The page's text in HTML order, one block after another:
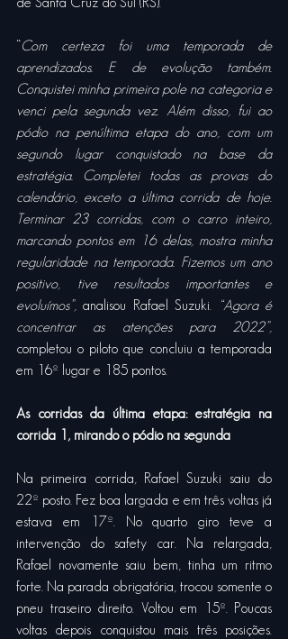
“Com certeza foi uma temporada de
aprendizados. E de evolução também.
Conquistei minha primeira pole na categoria e
venci pela segunda vez. Além disso, fui ao
pódio na penúltima etapa do ano, com um
segundo lugar conquistado na base da
estratégia. Completei todas as provas do
calendário, exceto a última corrida de hoje.
Terminar 23 corridas, com o carro inteiro,
marcando pontos em 16 delas, mostra minha
regularidade na temporada. Fizemos um ano
positivo, tive resultados importantes e
evoluímos”, analisou Rafael Suzuki.
“Agora é
completou o piloto que concluiu a temporada
em 16º lugar e 185 pontos.
As corridas da última etapa: estratégia na
corrida 1, mirando o pódio na segunda
Na primeira corrida, Rafael Suzuki saiu do
22º posto. Fez boa largada e em três voltas já
estava em 17º. No quarto giro teve a
intervenção do safety car. Na relargada,
Rafael novamente saiu bem, tinha um ritmo
forte. Na parada obrigatória, trocou somente o
pneu traseiro direito. Voltou em 15º. Poucas
voltas depois conquistou mais três posições.